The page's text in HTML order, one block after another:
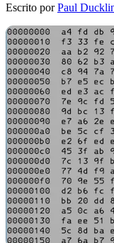
Escrito por Paul